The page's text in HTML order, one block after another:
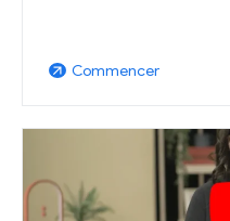
arrow_outward Commencer